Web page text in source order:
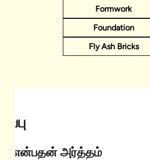
Formwork
Foundation
Fly Ash Bricks
என்பதன் அர்த்தம்